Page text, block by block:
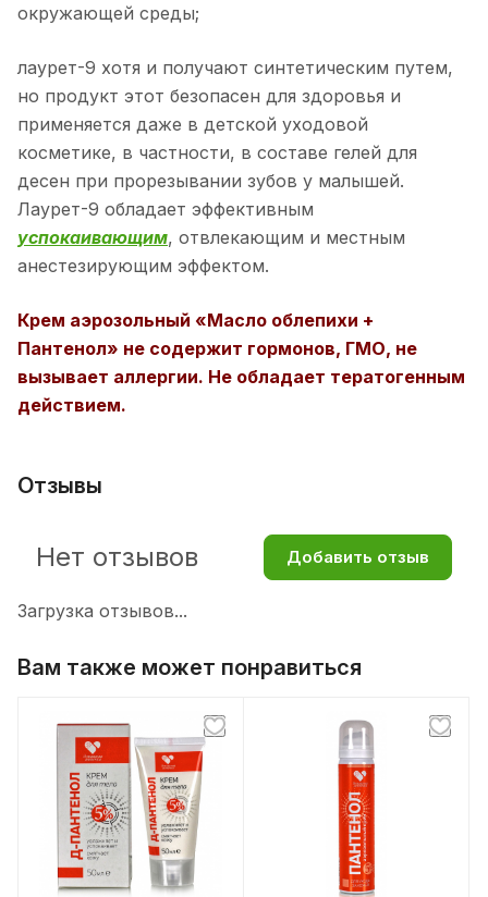
окружающей среды;
лаурет-9 хотя и получают синтетическим путем,
но продукт этот безопасен для здоровья и
применяется даже в детской уходовой
косметике, в частности, в составе гелей для
десен при прорезывании зубов у малышей.
Лаурет-9 обладает эффективным
успокаивающим, отвлекающим и местным
анестезирующим эффектом.
Крем аэрозольный «Масло облепихи +
Пантенол» не содержит гормонов, ГМО, не
вызывает аллергии. Не обладает тератогенным
действием.
Отзывы
Загрузка отзывов...
Нет отзывов Добавить отзыв
Вам также может понравиться